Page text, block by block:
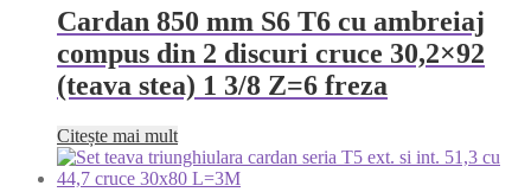
Cardan 850 mm S6 T6 cu ambreiaj
compus din 2 discuri cruce 30,2×92
(teava stea) 1 3/8 Z=6 freza
Citește mai mult